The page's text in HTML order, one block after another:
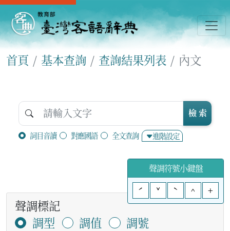
首頁 基本查詢 查詢結果列表 內文
詞目音讀 對應國語 全文查詢 進階設定
檢 索
聲調符號小鍵盤
ˊ
ˇ ˋ ^ +
聲調標記
調型
調值
調號